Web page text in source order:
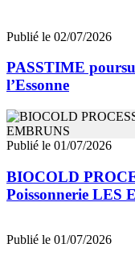
Publié le 02/07/2026
PASSTIME
l’Essonne
Publié le 01/07/2026
BIOCOLD
Poissonnerie LES
Publié le 01/07/2026